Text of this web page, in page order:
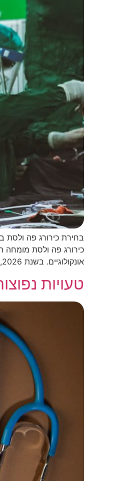
כירורג פה ולסת מומחה
אונקולוגיים. בשנת 2026, עם ריבוי הגורמים המציעים שירותים בתחום, […]
טעויות